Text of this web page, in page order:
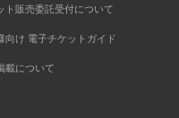
ト販売委託受付について
向け 電子チケットガイド
載について